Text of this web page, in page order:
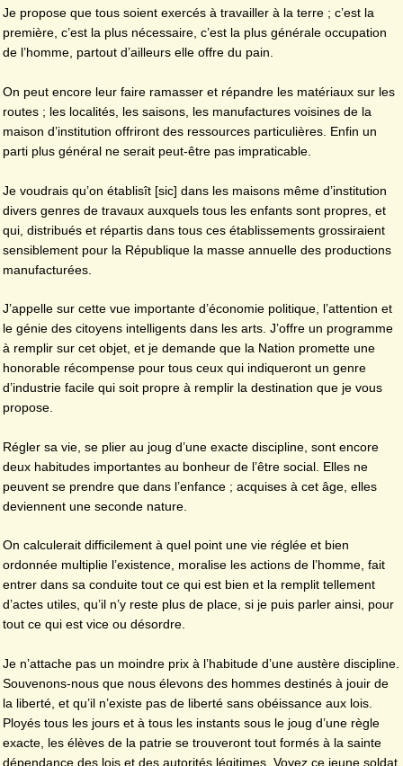
Je propose que tous soient exercés à travailler à la terre ; c’est la
première, c’est la plus nécessaire, c’est la plus générale occupation
de l’homme, partout d’ailleurs elle offre du pain.
On peut encore leur faire ramasser et répandre les matériaux sur les
routes ; les localités, les saisons, les manufactures voisines de la
maison d’institution offriront des ressources particulières. Enfin un
parti plus général ne serait peut-être pas impraticable.
Je voudrais qu’on établisît [sic] dans les maisons même d’institution
divers genres de travaux auxquels tous les enfants sont propres, et
qui, distribués et répartis dans tous ces établissements grossiraient
sensiblement pour la République la masse annuelle des productions
manufacturées.
J’appelle sur cette vue importante d’économie politique, l’attention et
le génie des citoyens intelligents dans les arts. J’offre un programme
à remplir sur cet objet, et je demande que la Nation promette une
honorable récompense pour tous ceux qui indiqueront un genre
d’industrie facile qui soit propre à remplir la destination que je vous
propose.
Régler sa vie, se plier au joug d’une exacte discipline, sont encore
deux habitudes importantes au bonheur de l’être social. Elles ne
peuvent se prendre que dans l’enfance ; acquises à cet âge, elles
deviennent une seconde nature.
On calculerait difficilement à quel point une vie réglée et bien
ordonnée multiplie l’existence, moralise les actions de l’homme, fait
entrer dans sa conduite tout ce qui est bien et la remplit tellement
d’actes utiles, qu’il n’y reste plus de place, si je puis parler ainsi, pour
tout ce qui est vice ou désordre.
Je n’attache pas un moindre prix à l’habitude d’une austère discipline.
Souvenons-nous que nous élevons des hommes destinés à jouir de
la liberté, et qu’il n’existe pas de liberté sans obéissance aux lois.
Ployés tous les jours et à tous les instants sous le joug d’une règle
exacte, les élèves de la patrie se trouveront tout formés à la sainte
dépendance des lois et des autorités légitimes. Voyez ce jeune soldat